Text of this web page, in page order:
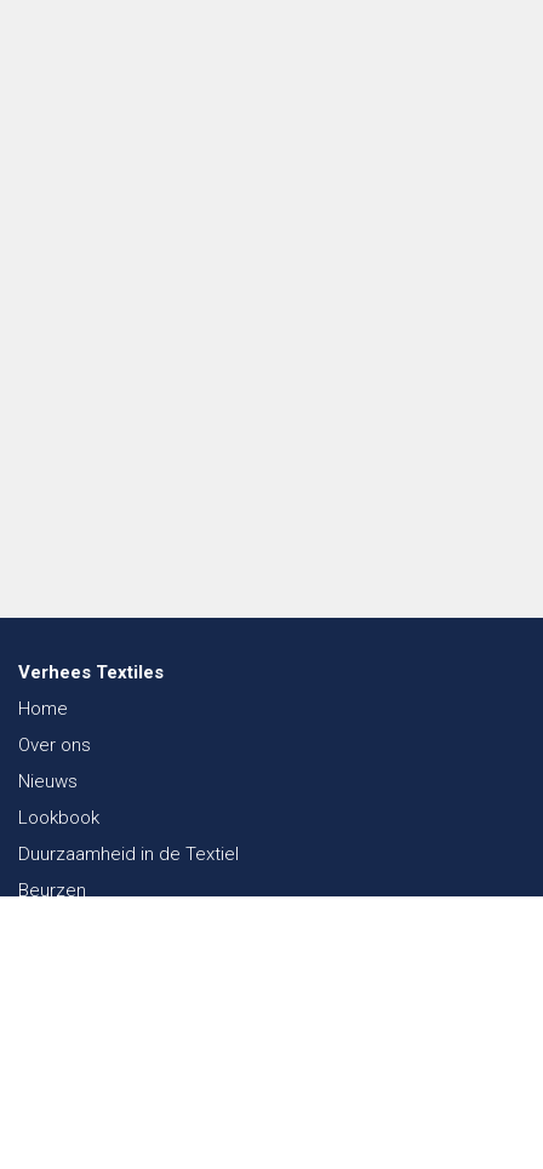
Verhees Textiles
Home
Over ons
Nieuws
Lookbook
Duurzaamheid in de Textiel
Beurzen